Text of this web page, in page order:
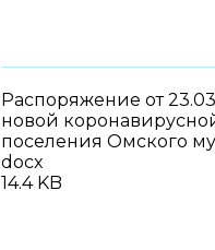
Распоряжение от
новой
поселения Омского
docx
14.4 KB